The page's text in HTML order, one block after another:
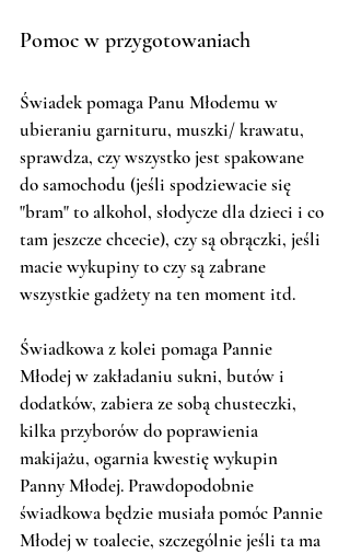
Pomoc w przygotowaniach
Świadek pomaga Panu Młodemu w
ubieraniu garnituru, muszki/ krawatu,
sprawdza, czy wszystko jest spakowane
do samochodu (jeśli spodziewacie się
"bram" to alkohol, słodycze dla dzieci i co
tam jeszcze chcecie), czy są obrączki, jeśli
macie wykupiny to czy są zabrane
wszystkie gadżety na ten moment itd.
Świadkowa z kolei pomaga Pannie
Młodej w zakładaniu sukni, butów i
dodatków, zabiera ze sobą chusteczki,
kilka przyborów do poprawienia
makijażu, ogarnia kwestię wykupin
Panny Młodej. Prawdopodobnie
świadkowa będzie musiała pomóc Pannie
Młodej w toalecie, szczególnie jeśli ta ma